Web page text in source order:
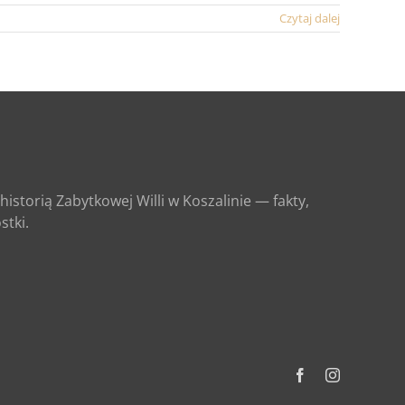
Czytaj dalej
Zabytkowej Willi w Koszalinie — fakty,
FacebookInstagram